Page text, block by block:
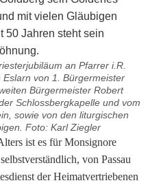
an Pfarrer i.R.
von 1. Bürgermeister
Bürgermeister Robert
Schlossbergkapelle und vom
sowie von den liturgischen
Foto: Karl Ziegler
ist es für Monsignore
von Passau
der Heimatvertriebenen